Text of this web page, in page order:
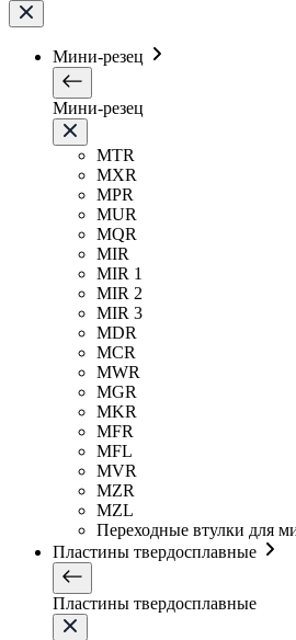
Мини-резец
Мини-резец
MTR
MXR
MPR
MUR
MQR
MIR
MIR 1
MIR 2
MIR 3
MDR
MCR
MWR
MGR
MKR
MFR
MFL
MVR
MZR
MZL
Переходные втулки для
Пластины твердосплавные
Пластины твердосплавные